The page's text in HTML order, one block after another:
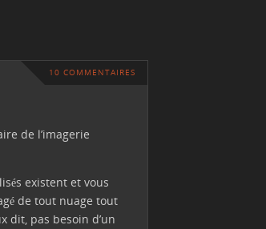
10 COMMENTAIRES
de l’imagerie
existent et vous
de tout nuage tout
dit, pas besoin d’un